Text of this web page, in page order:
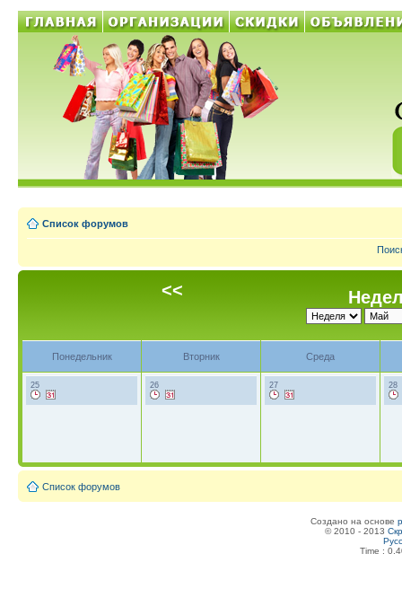
Список форумов
<<
Понедельник Вторник Среда
25 26 27 28
Список форумов
Создано на основе
© 2010 - 2013
Time :